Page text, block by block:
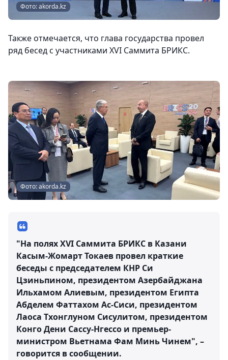
Фото: akorda.kz
Также отмечается, что глава государства провел
ряд бесед с участниками XVI Саммита БРИКС.
Фото: akorda.kz
"На полях XVI Саммита БРИКС в Казани
Касым-Жомарт Токаев провел краткие
беседы с председателем КНР Си
Цзиньпином, президентом Азербайджана
Ильхамом Алиевым, президентом Египта
Абделем Фаттахом Ас-Сиси, президентом
Лаоса Тхонглуном Сисулитом, президентом
Конго Дени Сассу-Нгессо и премьер-
министром Вьетнама Фам Минь Чинем", –
говорится в сообщении.